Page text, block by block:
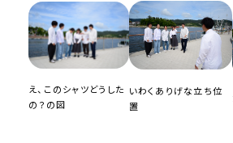
え、このシャツどうした
の？の図
いわくありげな立ち位
置